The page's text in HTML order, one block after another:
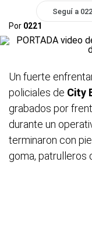
Seguí a
Por 0221
Un fuerte
policiales de City
grabados por
durante un
terminaron con
goma, patrulleros